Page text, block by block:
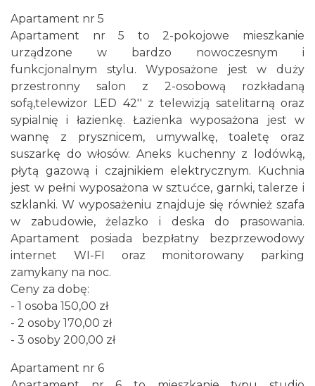
Apartament nr 5
Apartament nr 5 to 2-pokojowe mieszkanie
urządzone w bardzo nowoczesnym i
funkcjonalnym stylu. Wyposażone jest w duży
przestronny salon z 2-osobową rozkładaną
sofą,telewizor LED 42'' z telewizją satelitarną oraz
sypialnię i łazienkę. Łazienka wyposażona jest w
wannę z prysznicem, umywalkę, toaletę oraz
suszarkę do włosów. Aneks kuchenny z lodówką,
płytą gazową i czajnikiem elektrycznym. Kuchnia
jest w pełni wyposażona w sztućce, garnki, talerze i
szklanki. W wyposażeniu znajduje się również szafa
w zabudowie, żelazko i deska do prasowania.
Apartament posiada bezpłatny bezprzewodowy
internet WI-FI oraz monitorowany parking
zamykany na noc.
Ceny za dobę:
- 1 osoba 150,00 zł
- 2 osoby 170,00 zł
- 3 osoby 200,00 zł
Apartament nr 6